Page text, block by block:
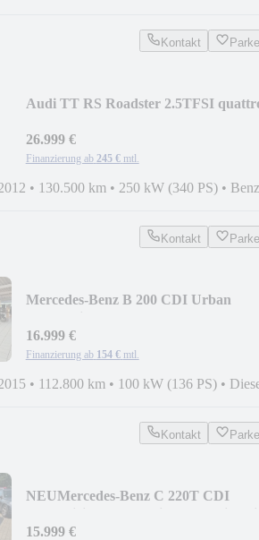
Kontakt
Audi TT RS Roadster 2.5TFSI
26.999 €
Finanzierung ab 245 € mtl.
• 130.500 km • 250 kW (340 PS) •
Kontakt
Mercedes-Benz B 200 CDI Urban
16.999 €
Finanzierung ab 154 € mtl.
• 112.800 km • 100 kW (136 PS) •
Kontakt
NEUMercedes-Benz C 220T CDI
Xeno
15.999 €